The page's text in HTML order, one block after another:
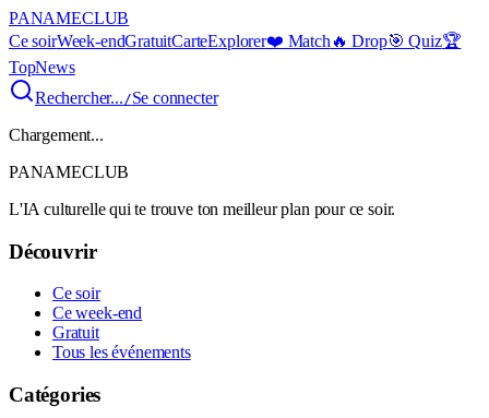
PANAMECLUB
Ce soirWeek-endGratuitCarteExplorer❤️ Match 🔥 Drop🎯 Quiz🏆
TopNews
Rechercher.../Se connecter
Chargement...
PANAMECLUB
L'IA culturelle qui te trouve ton meilleur plan pour ce soir.
Découvrir
Ce soir
Ce week-end
Gratuit
Tous les événements
Catégories